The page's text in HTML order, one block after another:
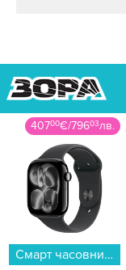
40700€/79603лв.
Смарт часовник Apple Watch 11 46mm Jet Black/Black Band M/L meux4 , 2.00 , 64 , Apple S10 SiP 64-bit Dual Core...